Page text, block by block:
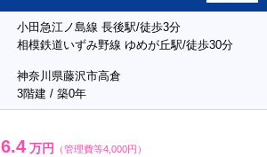
小田急江ノ島線 長後駅/徒歩3分
相模鉄道いずみ野線 ゆめが丘駅/徒歩30分
神奈川県藤沢市高倉
3階建 / 築0年
6.4 万円 （管理費等4,000円）